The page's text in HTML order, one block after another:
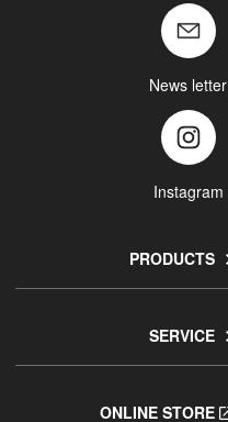
News letter
Instagram
PRODUCTS
SERVICE
ONLINE STORE